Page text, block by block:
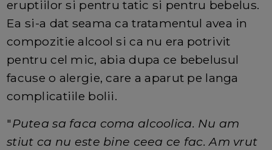
eruptiilor si pentru tatic si pentru bebelus.
Ea si-a dat seama ca tratamentul avea in
compozitie alcool si ca nu era potrivit
pentru cel mic, abia dupa ce bebelusul
facuse o alergie, care a aparut pe langa
complicatiile bolii.
"Putea sa faca coma alcoolica. Nu am
stiut ca nu este bine ceea ce fac. Am vrut